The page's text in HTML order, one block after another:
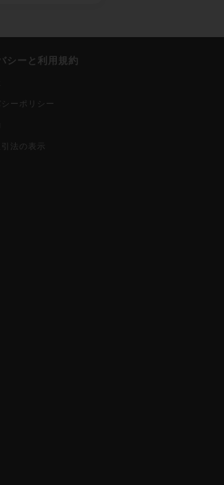
シーと利用規約
シーポリシー
法の表示